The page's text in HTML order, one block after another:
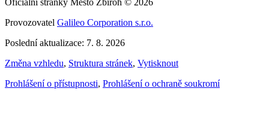
Oficiální stránky Město Zbiroh © 2026
Provozovatel Galileo Corporation s.r.o.
Poslední aktualizace: 7. 8. 2026
Změna vzhledu, Struktura stránek, Vytisknout
Prohlášení o přístupnosti, Prohlášení o ochraně soukromí